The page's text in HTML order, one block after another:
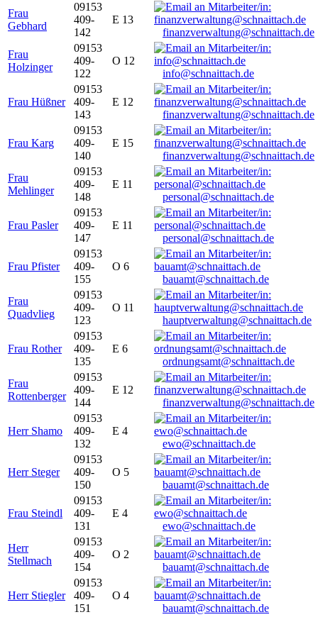
Frau
Gebhard
09153
409-
142
E 13
finanzverwaltung@schnaittach.de
Frau
Holzinger
09153
409-
122
O 12
info@schnaittach.de
Frau Hüßner
09153
409-
143
E 12
finanzverwaltung@schnaittach.de
Frau Karg
09153
409-
140
E 15
finanzverwaltung@schnaittach.de
Frau
Mehlinger
09153
409-
148
E 11
personal@schnaittach.de
Frau Pasler
09153
409-
147
E 11
personal@schnaittach.de
Frau Pfister
09153
409-
155
O 6
bauamt@schnaittach.de
Frau
Quadvlieg
09153
409-
123
O 11
hauptverwaltung@schnaittach.de
Frau Rother
09153
409-
135
E 6
ordnungsamt@schnaittach.de
Frau
Rottenberger
09153
409-
144
E 12
finanzverwaltung@schnaittach.de
Herr Shamo
09153
409-
132
E 4
ewo@schnaittach.de
Herr Steger
09153
409-
150
O 5
bauamt@schnaittach.de
Frau Steindl
09153
409-
131
E 4
ewo@schnaittach.de
Herr
Stellmach
09153
409-
154
O 2
bauamt@schnaittach.de
Herr Stiegler
09153
409-
151
O 4
bauamt@schnaittach.de